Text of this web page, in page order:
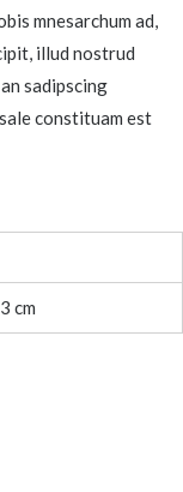
mnesarchum ad,
illud nostrud
sadipscing
constituam est
cm